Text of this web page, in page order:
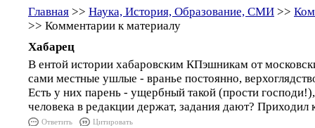
Главная >> Наука, История, Образование, СМИ >>
>> Комментарии к материалу
Хабарец
В ентой истории хабаровским КПэшникам от
сами местные ушлые - вранье постоянно,
Есть у них парень - ущербный такой (прости
человека в редакции держат, задания дают? Приходил
Ответить Цитировать